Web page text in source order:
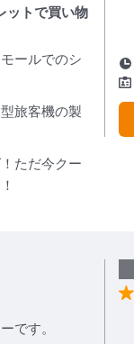
ットで買い物
ールでのシ
旅客機の製
ただ今クー
です。